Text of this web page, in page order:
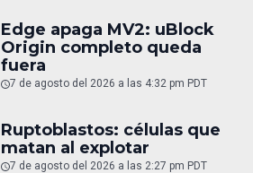
Edge apaga MV2: uBlock
Origin completo queda
fuera
7 de agosto del 2026 a las 4:32 pm PDT
Ruptoblastos: células que
matan al explotar
7 de agosto del 2026 a las 2:27 pm PDT